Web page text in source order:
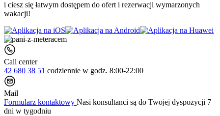
i ciesz się łatwym dostępem do ofert i rezerwacji wymarzonych
wakacji!
Call center
42 680 38 51 codziennie w godz. 8:00-22:00
Mail
Formularz kontaktowy Nasi konsultanci są do Twojej dyspozycji 7
dni w tygodniu